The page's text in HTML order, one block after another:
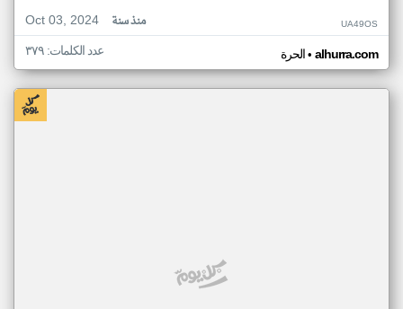
Oct 03, 2024
منذ سنة UA49OS
الحرة• alhurra.com عدد الكلمات: ٣٧٩